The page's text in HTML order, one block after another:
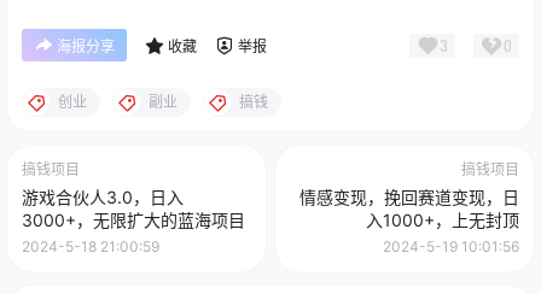
海报分享 收藏 举报 3 0
创业 副业 搞钱
搞钱项目
游戏合伙人3.0，日入
3000+，无限扩大的蓝海项目
2024-5-18 21:00:59
搞钱项目
情感变现，挽回赛道变现，日
入1000+，上无封顶
2024-5-19 10:01:56